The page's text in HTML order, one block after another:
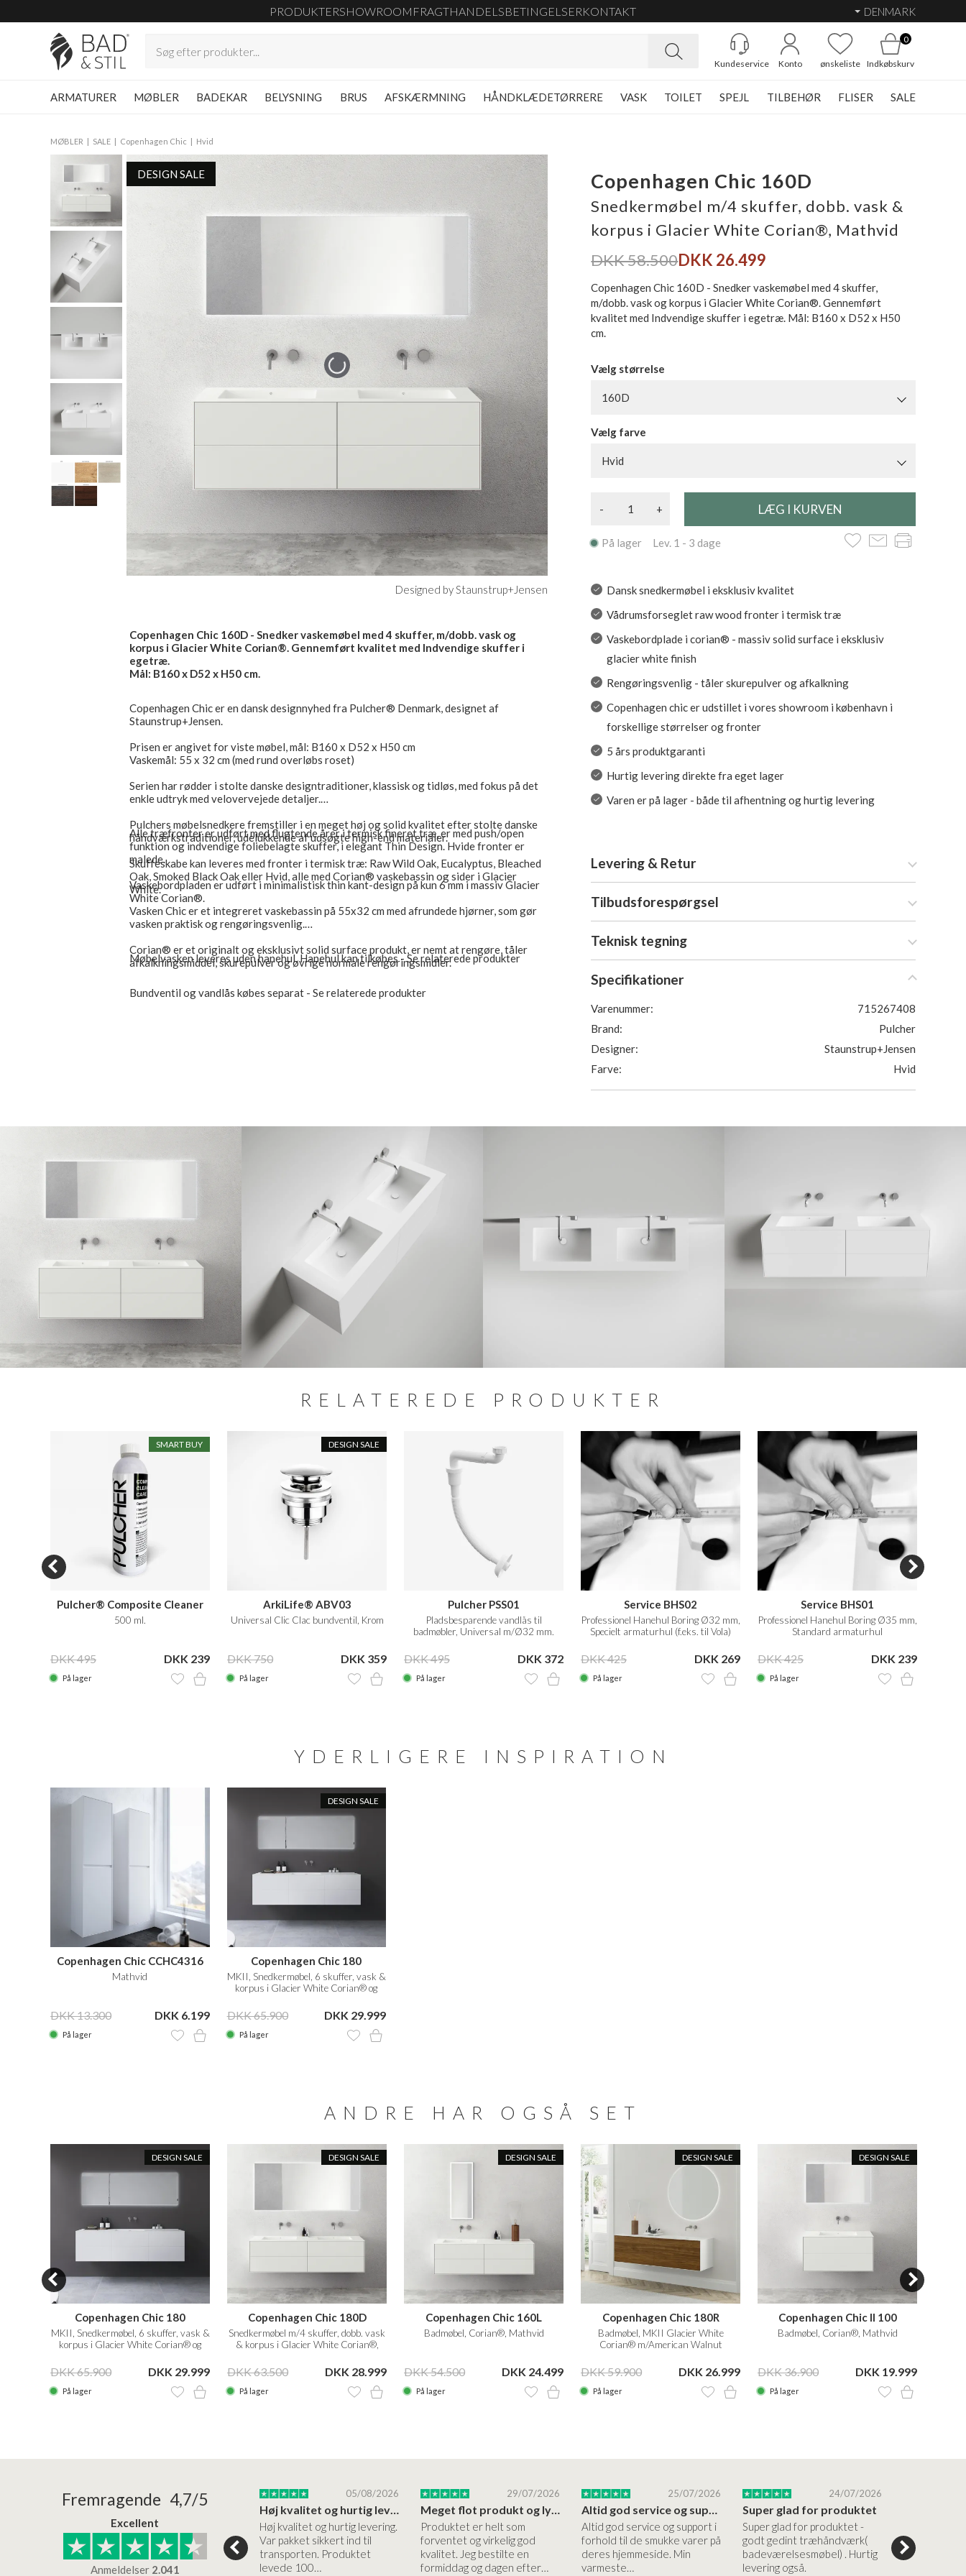
PRODUKTERSHOWROOM FRAGTHANDELSBETINGELSERKONTAKT DENMARK
Kundeservice Konto ønskeliste
0
Indkøbskurv
ARMATURER MØBLER BADEKAR BELYSNING BRUS AFSKÆRMNING HÅNDKLÆDETØRRERE VASK TOILET SPEJL TILBEHØR FLISER SALE
MØBLER SALE Copenhagen Chic Hvid
DESIGN SALE
Designed by Staunstrup+Jensen
Copenhagen Chic 160D - Snedker vaskemøbel med 4 skuffer, m/dobb. vask og
korpus i Glacier White Corian®. Gennemført kvalitet med Indvendige skuffer i
egetræ.
Mål: B160 x D52 x H50 cm.
Copenhagen Chic er en dansk designnyhed fra Pulcher® Denmark, designet af
Staunstrup+Jensen.
Prisen er angivet for viste møbel, mål: B160 x D52 x H50 cm
Vaskemål: 55 x 32 cm (med rund overløbs roset)
Serien har rødder i stolte danske designtraditioner, klassisk og tidløs, med fokus på det
enkle udtryk med velovervejede detaljer.
Pulchers møbelsnedkere fremstiller i en meget høj og solid kvalitet efter stolte danske
håndværkstraditioner, udelukkende af udsøgte high-end materialer.
Skuffeskabe kan leveres med fronter i termisk træ: Raw Wild Oak, Eucalyptus, Bleached
Oak, Smoked Black Oak eller Hvid, alle med Corian® vaskebassin og sider i Glacier
White.
Alle træfronter er udført med flugtende årer i termisk fineret træ, er med push/open
funktion og indvendige foliebelagte skuffer, i elegant Thin Design. Hvide fronter er
malede.
Vaskebordpladen er udført i minimalistisk thin kant-design på kun 6 mm i massiv Glacier
White Corian®.
Vasken Chic er et integreret vaskebassin på 55x32 cm med afrundede hjørner, som gør
vasken praktisk og rengøringsvenlig.
Corian® er et originalt og eksklusivt solid surface produkt, er nemt at rengøre, tåler
afkalkningsmiddel, skurepulver og øvrige normale rengøringsmidler.
Møbelvasken leveres uden hanehul. Hanehul kan tilkøbes - Se relaterede produkter
Bundventil og vandlås købes separat - Se relaterede produkter
Copenhagen Chic 160D
Snedkermøbel m/4 skuffer, dobb. vask &
korpus i Glacier White Corian®, Mathvid
DKK 58.500DKK 26.499
Copenhagen Chic 160D - Snedker vaskemøbel med 4 skuffer,
m/dobb. vask og korpus i Glacier White Corian®. Gennemført
kvalitet med Indvendige skuffer i egetræ. Mål: B160 x D52 x H50
cm.
Vælg størrelse
160D
Vælg farve
Hvid
- +
På lager Lev. 1 - 3 dage
Dansk snedkermøbel i eksklusiv kvalitet
Vådrumsforseglet raw wood fronter i termisk træ
Vaskebordplade i corian® - massiv solid surface i eksklusiv
glacier white finish
Rengøringsvenlig - tåler skurepulver og afkalkning
Copenhagen chic er udstillet i vores showroom i københavn i
forskellige størrelser og fronter
5 års produktgaranti
Hurtig levering direkte fra eget lager
Varen er på lager - både til afhentning og hurtig levering
Levering & Retur
Tilbudsforespørgsel
Teknisk tegning
Specifikationer
Varenummer:
715267408
Brand:
Pulcher
Designer:
Staunstrup+Jensen
Farve:
Hvid
RELATEREDE PRODUKTER
SMART BUY
Pulcher® Composite Cleaner
Care
500 ml.
DKK 495 DKK 239
På lager
DESIGN SALE
ArkiLife® ABV03
Universal Clic Clac bundventil, Krom
DKK 750 DKK 359
På lager
Pulcher PSS01
Pladsbesparende vandlås til
badmøbler, Universal m/Ø32 mm.
DKK 495 DKK 372
På lager
Service BHS02
Professionel Hanehul Boring Ø32 mm,
Specielt armaturhul (f.eks. til Vola)
DKK 425 DKK 269
På lager
Service BHS01
Professionel Hanehul Boring Ø35 mm,
Standard armaturhul
DKK 425 DKK 239
På lager
YDERLIGERE INSPIRATION
Copenhagen Chic CCHC4316
Mathvid
DKK 13.300 DKK 6.199
På lager
DESIGN SALE
Copenhagen Chic 180
MKII, Snedkermøbel, 6 skuffer, vask &
korpus i Glacier White Corian® og
DKK 65.900 DKK 29.999
På lager
ANDRE HAR OGSÅ SET
DESIGN SALE
Copenhagen Chic 180
MKII, Snedkermøbel, 6 skuffer, vask &
korpus i Glacier White Corian® og
DKK 65.900 DKK 29.999
På lager
DESIGN SALE
Copenhagen Chic 180D
Snedkermøbel m/4 skuffer, dobb. vask
& korpus i Glacier White Corian®,
DKK 63.500 DKK 28.999
På lager
DESIGN SALE
Copenhagen Chic 160L
Badmøbel, Corian®, Mathvid
DKK 54.500 DKK 24.499
På lager
DESIGN SALE
Copenhagen Chic 180R
Badmøbel, MKII Glacier White
Corian® m/American Walnut
DKK 59.900 DKK 26.999
På lager
DESIGN SALE
Copenhagen Chic II 100
Badmøbel, Corian®, Mathvid
DKK 36.900 DKK 19.999
På lager
Fremragende 4,7/5
Excellent
Anmeldelser 2.041
24/01/2026
Superflot bademøbel og rigtig lynhurtig…
22/01/2026
Kanon god service
Kanon god service. Varerne
bliver leveret hurtigt, og det
er virkelig kvalitet.
Lise
05/08/2026
Høj kvalitet og hurtig levering
Høj kvalitet og hurtig levering.
Var pakket sikkert ind til
transporten. Produktet
levede 100…
29/07/2026
Meget flot produkt og lynhurtigt levering
Produktet er helt som
forventet og virkelig god
kvalitet. Jeg bestilte en
formiddag og dagen efter…
25/07/2026
Altid god service og support i forhold…
Altid god service og support i
forhold til de smukke varer på
deres hjemmeside. Min
varmeste…
24/07/2026
Super glad for produktet
Super glad for produktet -
godt gedint træhåndværk(
badeværelsesmøbel) . Hurtig
levering også.
forståelig
nem